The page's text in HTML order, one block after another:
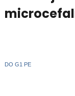
DO G1 PE